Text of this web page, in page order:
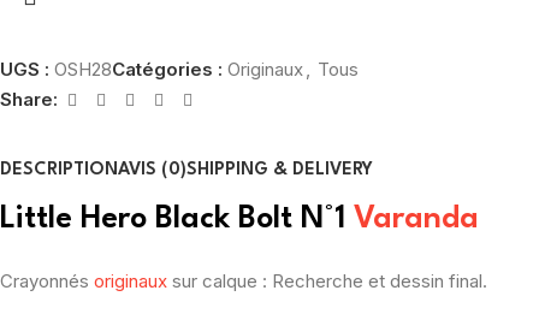
UGS : OSH28Catégories : Originaux, Tous
Share:
DESCRIPTION AVIS (0)SHIPPING & DELIVERY
Little Hero Black Bolt N°1 Varanda
Crayonnés originaux sur calque : Recherche et dessin final.